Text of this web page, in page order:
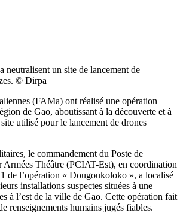
neutralisent un site de lancement de
© Dirpa
(FAMa) ont réalisé une opération
de Gao, aboutissant à la découverte et à
utilisé pour le lancement de drones
le commandement du Poste de
Armées Théâtre (PCIAT-Est), en coordination
de l’opération « Dougoukoloko », a localisé
installations suspectes situées à une
à l’est de la ville de Gao. Cette opération fait
renseignements humains jugés fiables.